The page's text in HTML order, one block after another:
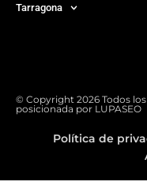
Tarragona
© Copyright 2026 Todos
posicionada por LUPASEO
Política de